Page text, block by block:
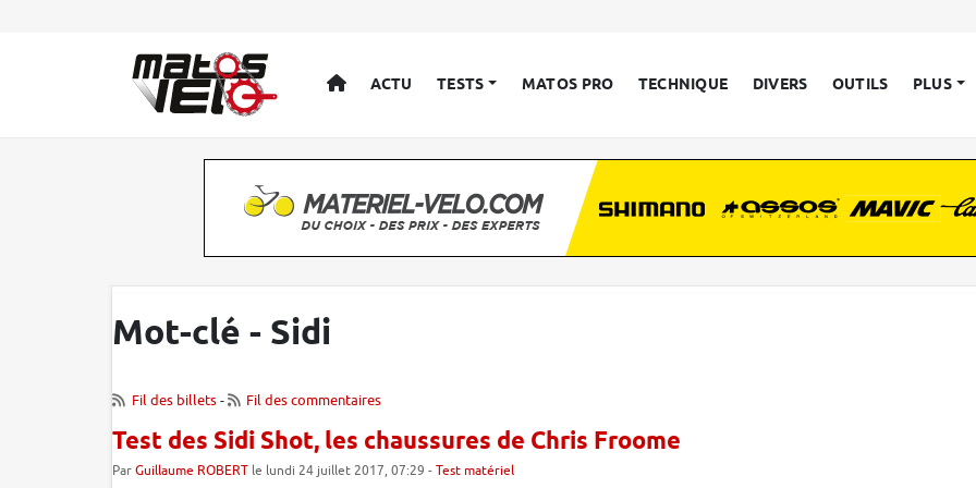
ACCUEIL
ACTU TESTS MATOS PRO TECHNIQUE DIVERS OUTILS PLUS
Mot-clé - Sidi
Fil des billets- Fil des commentaires
Test des Sidi Shot, les chaussures de Chris Froome
Par Guillaume ROBERT le lundi 24 juillet 2017, 07:29 - Test matériel